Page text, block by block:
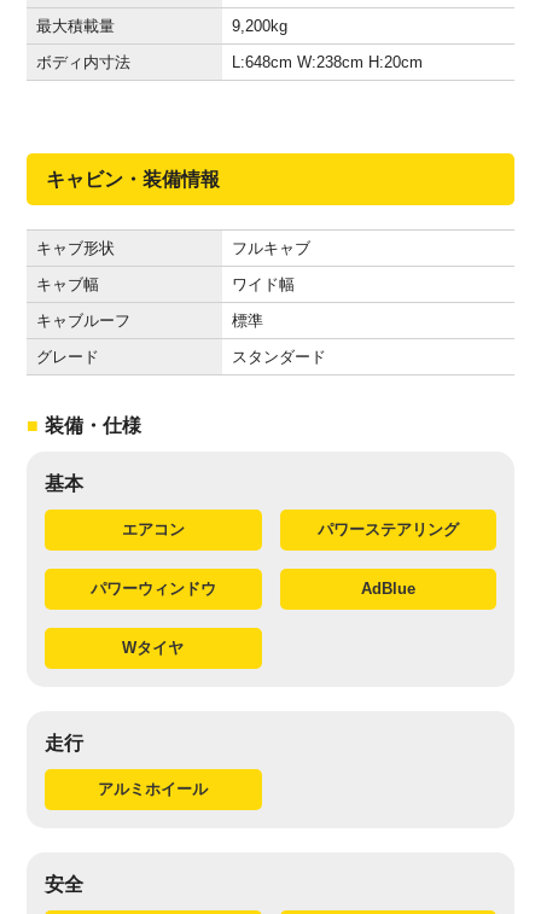
最大積載量
9,200kg
ボディ内寸法
L:648cm W:238cm H:20cm
キャビン・装備情報
キャブ形状
フルキャブ
キャブ幅
ワイド幅
キャブルーフ
標準
グレード
スタンダード
装備・仕様
基本
エアコン パワーステアリング
パワーウィンドウ AdBlue
Wタイヤ
走行
アルミホイール
安全